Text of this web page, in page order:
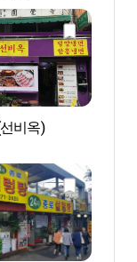
비옥)